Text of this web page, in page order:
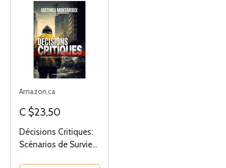
Amazon.ca
C $23,50
Décisions Critiques:
Scénarios de Survie